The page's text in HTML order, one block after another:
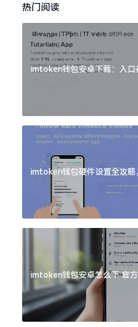
热门阅读
imtoken钱包安卓下载：入口
imtoken钱包硬件设置全攻略
imtoken钱包安卓怎么下 官